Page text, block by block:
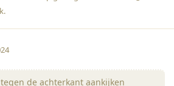
.
de achterkant aankijken